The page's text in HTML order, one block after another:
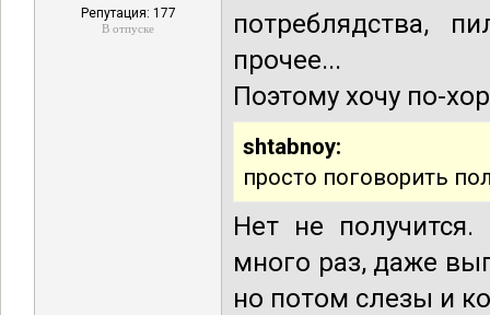
Репутация: 177
В отпуске
потреблядства,
прочее...
Поэтому хочу по-
shtabnoy:
просто поговорить
Нет не получится.
много раз, даже
но потом слезы и